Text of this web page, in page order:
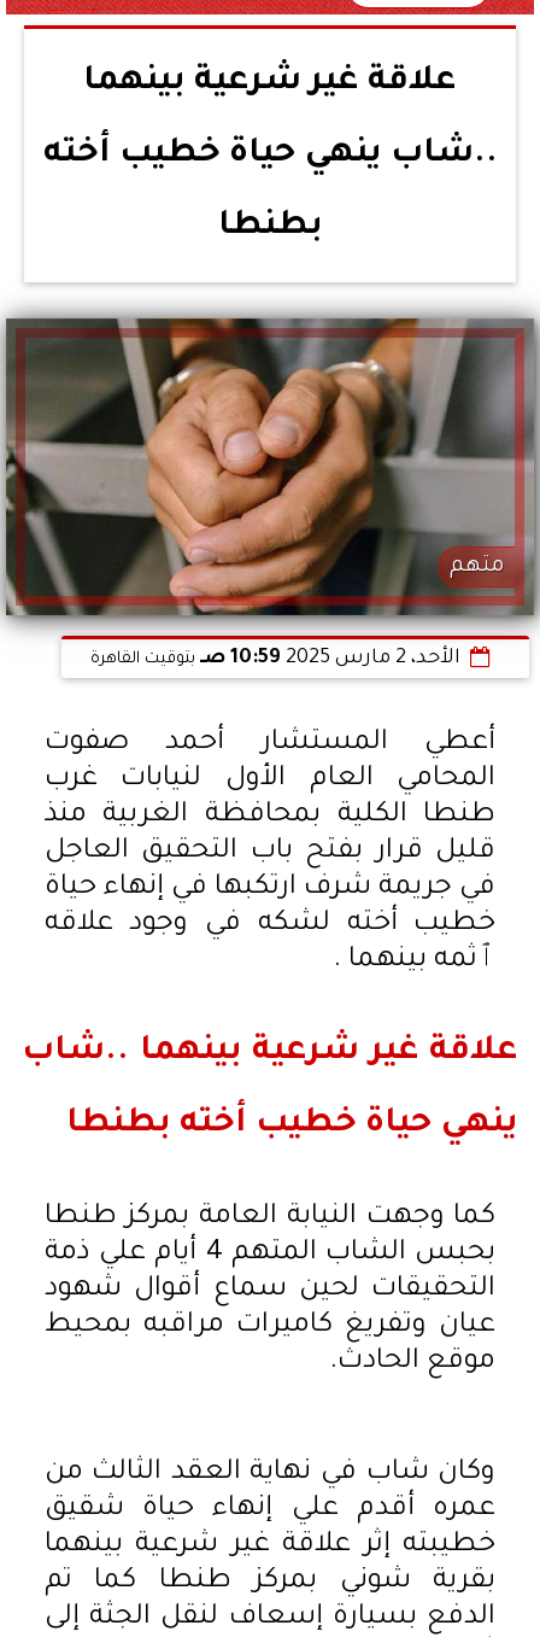
علاقة غير شرعية بينهما
..شاب ينهي حياة خطيب أخته
بطنطا
متهم
الأحد، 2 مارس 2025 10:59 صـ بتوقيت القاهرة
أعطي المستشار أحمد صفوت
المحامي العام الأول لنيابات غرب
طنطا الكلية بمحافظة الغربية منذ
قليل قرار بفتح باب التحقيق العاجل
في جريمة شرف ارتكبها في إنهاء حياة
خطيب أخته لشكه في وجود علاقه
ٱثمه بينهما .
علاقة غير شرعية بينهما ..شاب
ينهي حياة خطيب أخته بطنطا
كما وجهت النيابة العامة بمركز طنطا
بحبس الشاب المتهم 4 أيام علي ذمة
التحقيقات لحين سماع أقوال شهود
عيان وتفريغ كاميرات مراقبه بمحيط
موقع الحادث.
وكان شاب في نهاية العقد الثالث من
عمره أقدم علي إنهاء حياة شقيق
خطيبته إثر علاقة غير شرعية بينهما
بقرية شوني بمركز طنطا كما تم
الدفع بسيارة إسعاف لنقل الجثة إلى